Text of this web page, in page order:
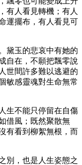
有人看見轉機；有人
運擺布，有人看見可
黛玉的悲哀中有她的
自在，不願把飄零說
世間許多難以逃避的
敏感靈魂對生命無常
生不能只停留在自傷
借風；既然聚散無
有看到柳絮無根，而
別，也是人生姿態之